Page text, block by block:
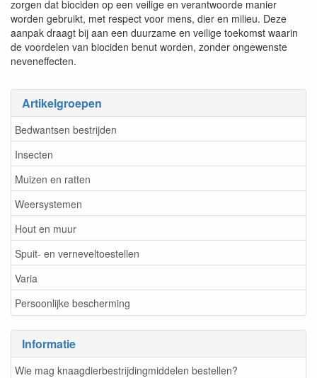
Artikelgroepen
Bedwantsen bestrijden
Insecten
Muizen en ratten
Weersystemen
Hout en muur
Spuit- en verneveltoestellen
Varia
Persoonlijke bescherming
Informatie
Wie mag knaagdierbestrijdingmiddelen bestellen?
zorgen dat biociden op een veilige en verantwoorde manier
worden gebruikt, met respect voor mens, dier en milieu. Deze
aanpak draagt bij aan een duurzame en veilige toekomst waarin
de voordelen van biociden benut worden, zonder ongewenste
neveneffecten.